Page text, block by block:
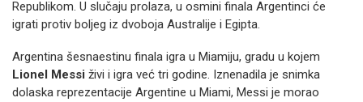
Republikom. U slučaju prolaza, u osmini finala Argentinci će
igrati protiv boljeg iz dvoboja Australije i Egipta.
Argentina šesnaestinu finala igra u Miamiju, gradu u kojem
Lionel Messi živi i igra već tri godine. Iznenadila je snimka
dolaska reprezentacije Argentine u Miami, Messi je morao